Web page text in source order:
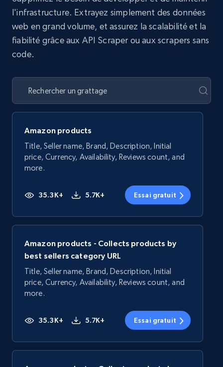
l'infrastructure. Extrayez simplement des données
web en grand volume, et assurez la scalabilité et la
fiabilité grâce aux API Scraper ou aux scrapers sans
code.
Amazon products
Title, Seller name, Brand, Description, Initial
price, Currency, Availability, Reviews count, and
more.
35.3K+ 5.7K+ Essai gratuit
Amazon products - Collects products by
best sellers category URL
Title, Seller name, Brand, Description, Initial
price, Currency, Availability, Reviews count, and
more.
35.3K+ 5.7K+ Essai gratuit